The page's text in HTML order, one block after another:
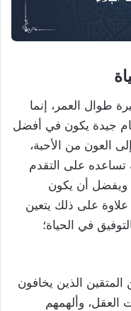
طوال العمر، إنما
جيدة يكون في أفضل
العون من الأحبة،
على التقدم
ويفضل أن يكون
علاوة على ذلك يتعين
في الحياة؛
المتقين الذين يخافون
وألهمهم